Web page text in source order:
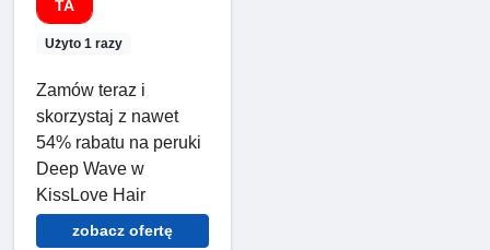
TA
Użyto 1 razy
Zamów teraz i
skorzystaj z nawet
54% rabatu na peruki
Deep Wave w
KissLove Hair
zobacz ofertę